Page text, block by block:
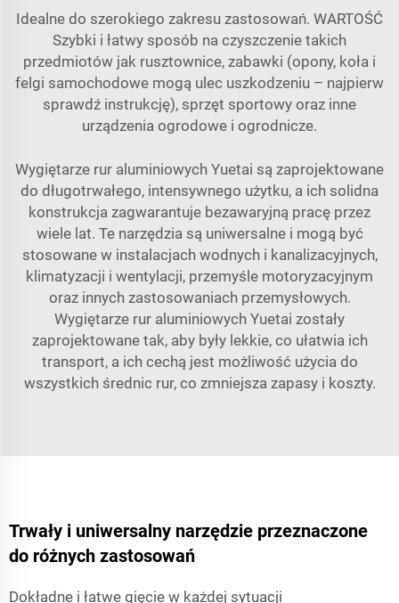
Idealne do szerokiego zakresu zastosowań. WARTOŚĆ
Szybki i łatwy sposób na czyszczenie takich
przedmiotów jak rusztownice, zabawki (opony, koła i
felgi samochodowe mogą ulec uszkodzeniu – najpierw
sprawdź instrukcję), sprzęt sportowy oraz inne
urządzenia ogrodowe i ogrodnicze.
Wygiętarze rur aluminiowych Yuetai są zaprojektowane
do długotrwałego, intensywnego użytku, a ich solidna
konstrukcja zagwarantuje bezawaryjną pracę przez
wiele lat. Te narzędzia są uniwersalne i mogą być
stosowane w instalacjach wodnych i kanalizacyjnych,
klimatyzacji i wentylacji, przemyśle motoryzacyjnym
oraz innych zastosowaniach przemysłowych.
Wygiętarze rur aluminiowych Yuetai zostały
zaprojektowane tak, aby były lekkie, co ułatwia ich
transport, a ich cechą jest możliwość użycia do
wszystkich średnic rur, co zmniejsza zapasy i koszty.
Trwały i uniwersalny narzędzie przeznaczone
do różnych zastosowań
Dokładne i łatwe gięcie w każdej sytuacji